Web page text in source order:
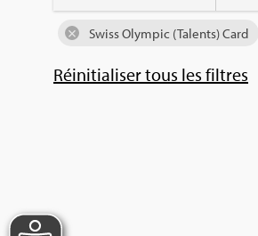
Swiss Olym­pic (Talents) Card
Réini­tia­li­ser tous les filtres